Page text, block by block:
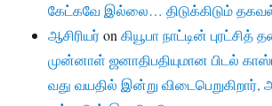
கேட்கவே இல்லை… திடுக்கிடும்
ஆசிரியர்onகியூபா நாட்டின் புரட்சித்
முன்னாள் ஜனாதிபதியுமான பிடல்
வது வயதில் இன்று விடைபெறுகிறார்,